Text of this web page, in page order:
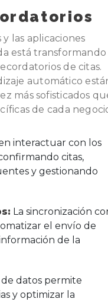
las aplicaciones
está transformando
de citas.
automático
más sofisticados
de cada
interactuar con los
citas,
y gestionando
La sincronización
el envío de
de la
de datos permite
y optimizar la